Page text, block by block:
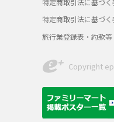
特定商取引法に基づ
特定商取引法に基づ
旅行業登録表・約款等
Copyright